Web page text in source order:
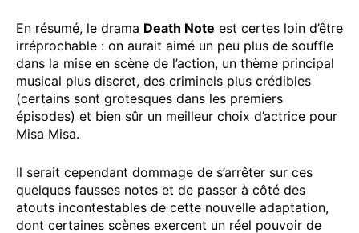
En résumé, le drama Death Note est certes loin d’être
irréprochable : on aurait aimé un peu plus de souffle
dans la mise en scène de l’action, un thème principal
musical plus discret, des criminels plus crédibles
(certains sont grotesques dans les premiers
épisodes) et bien sûr un meilleur choix d’actrice pour
Misa Misa.
Il serait cependant dommage de s’arrêter sur ces
quelques fausses notes et de passer à côté des
atouts incontestables de cette nouvelle adaptation,
dont certaines scènes exercent un réel pouvoir de